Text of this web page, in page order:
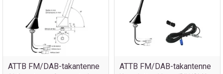
ATTB FM/DAB-takantenne ATTB FM/DAB-takantenne